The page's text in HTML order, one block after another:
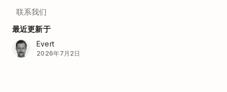
联系我们
最近更新于
Evert
2026年7月2日